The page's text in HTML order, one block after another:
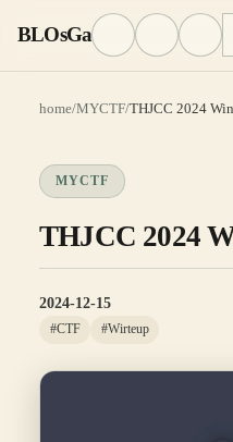
BLOsGa
home/MYCTF/THJCC 2024
MYCTF
THJCC 2024
2024-12-15
#CTF #Wirteup